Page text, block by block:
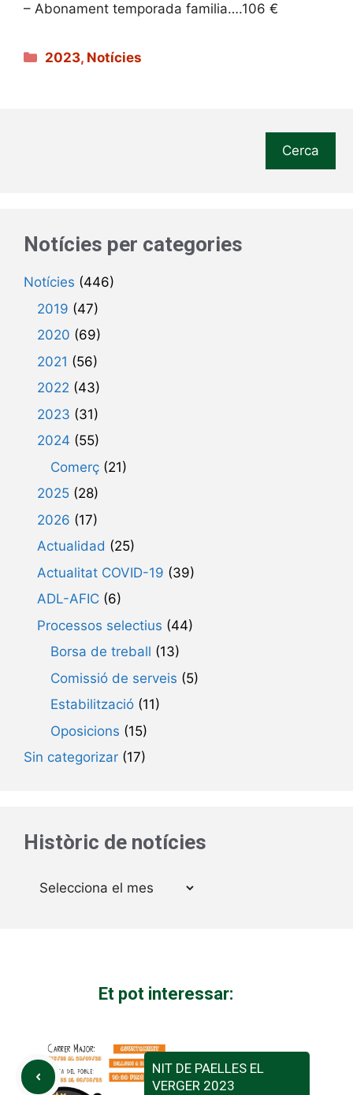
– Abonament temporada familia….106 €
Categories
2023, Notícies
Cerca
Notícies per categories
Notícies (446)
2019 (47)
2020 (69)
2021 (56)
2022 (43)
2023 (31)
2024 (55)
Comerç (21)
2025 (28)
2026 (17)
Actualidad (25)
Actualitat COVID-19 (39)
ADL-AFIC (6)
Processos selectius (44)
Borsa de treball (13)
Comissió de serveis (5)
Estabilització (11)
Oposicions (15)
Sin categorizar (17)
Històric de notícies
Arxius
Et pot interessar:
NIT DE PAELLES EL
VERGER 2023